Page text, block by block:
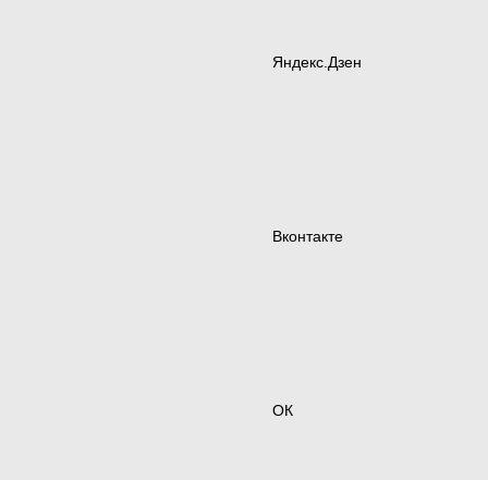
Яндекс.Дзен
Вконтакте
ОК